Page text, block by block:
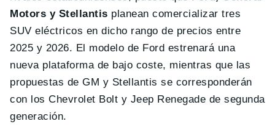
Motors y Stellantis planean comercializar tres
SUV eléctricos en dicho rango de precios entre
2025 y 2026. El modelo de Ford estrenará una
nueva plataforma de bajo coste, mientras que las
propuestas de GM y Stellantis se corresponderán
con los Chevrolet Bolt y Jeep Renegade de segunda
generación.